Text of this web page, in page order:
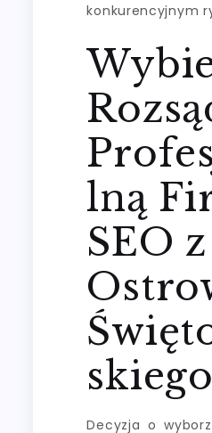
konkurencyjnym
lną
SEO z
skiego
Decyzja o